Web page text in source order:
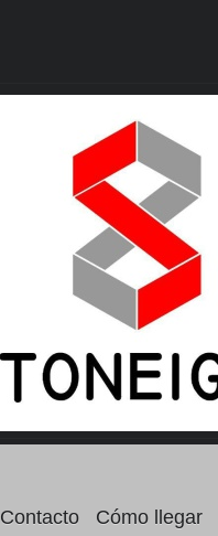
Contacto Cómo llegar